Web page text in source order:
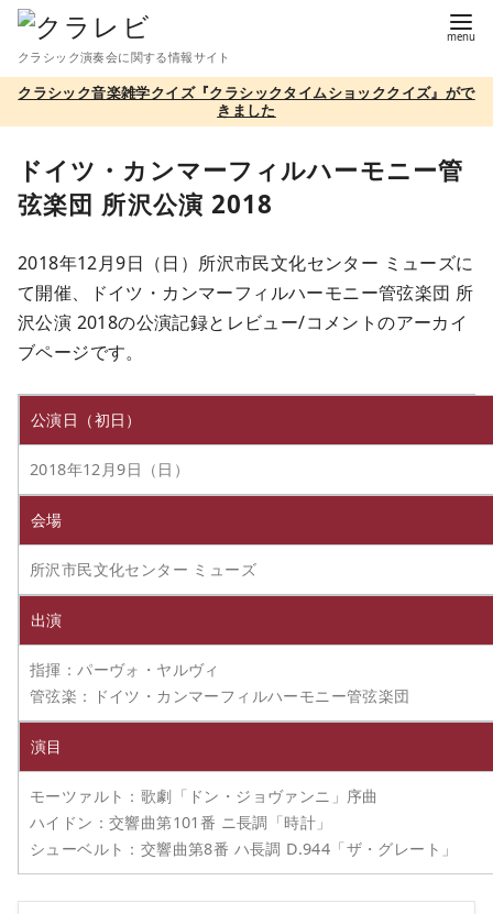
テ
ツ
クラシック演奏会に関する情報サイト
クラシック音楽雑学クイズ『クラシックタイムショッククイズ』がで
きました
ドイツ・カンマーフィルハーモニー管
弦楽団 所沢公演 2018
2018年12月9日（日）所沢市民文化センター ミューズに
て開催、ドイツ・カンマーフィルハーモニー管弦楽団 所
沢公演 2018の公演記録とレビュー/コメントのアーカイ
ブページです。
公演日（初日）
2018年12月9日（日）
会場
所沢市民文化センター ミューズ
出演
指揮：パーヴォ・ヤルヴィ
管弦楽：ドイツ・カンマーフィルハーモニー管弦楽団
演目
モーツァルト：歌劇「ドン・ジョヴァンニ」序曲
ハイドン：交響曲第101番 ニ長調「時計」
シューベルト：交響曲第8番 ハ長調 D.944「ザ・グレート」